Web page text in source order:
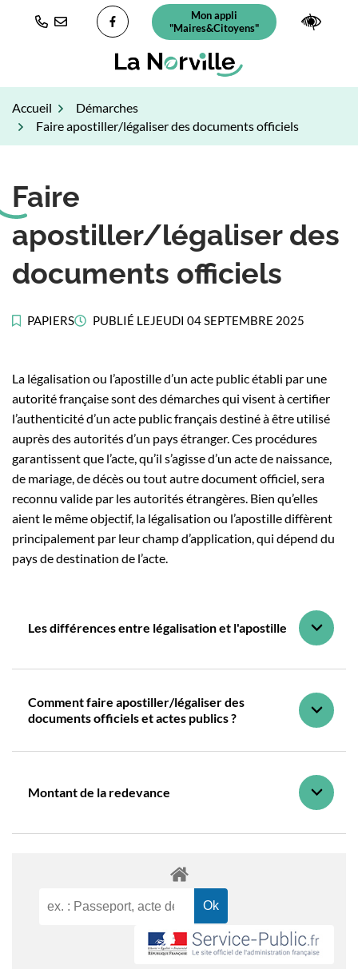
Gestion des traceurs
Lien vers le compte Facebook
Mon appli
"Maires&Citoyens"(ouverture dans un nouvel
Accueil
Démarches
Faire apostiller/légaliser des documents officiels
Faire
apostiller/légaliser des
documents officiels
PAPIERS PUBLIÉ LEJEUDI 04 SEPTEMBRE 2025
La légalisation ou l’apostille d’un acte public établi par une
autorité française sont des démarches qui visent à certifier
l’authenticité d’un acte public français destiné à être utilisé
auprès des autorités d’un pays étranger. Ces procédures
garantissent que l’acte, qu’il s’agisse d’un acte de naissance,
de mariage, de décès ou tout autre document officiel, sera
reconnu valide par les autorités étrangères. Bien qu’elles
aient le même objectif, la légalisation ou l’apostille diffèrent
principalement par leur champ d’application, qui dépend du
pays de destination de l’acte.
Les différences entre légalisation et l'apostille
Comment faire apostiller/légaliser des
documents officiels et actes publics ?
Montant de la redevance